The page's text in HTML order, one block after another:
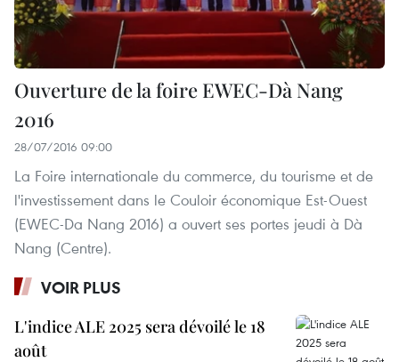
Ouverture de la foire EWEC-Dà Nang
2016
28/07/2016 09:00
La Foire internationale du commerce, du tourisme et de
l'investissement dans le Couloir économique Est-Ouest
(EWEC-Da Nang 2016) a ouvert ses portes ​jeudi à Dà
Nang (Centre).
VOIR PLUS
L'indice ALE 2025 sera dévoilé le 18
août